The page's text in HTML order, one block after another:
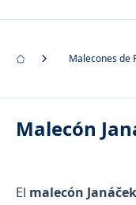
Malecones de
Malecón
El malecón Janáček